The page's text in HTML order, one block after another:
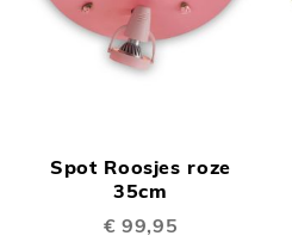
Spot Roosjes roze
35cm
€ 99,95